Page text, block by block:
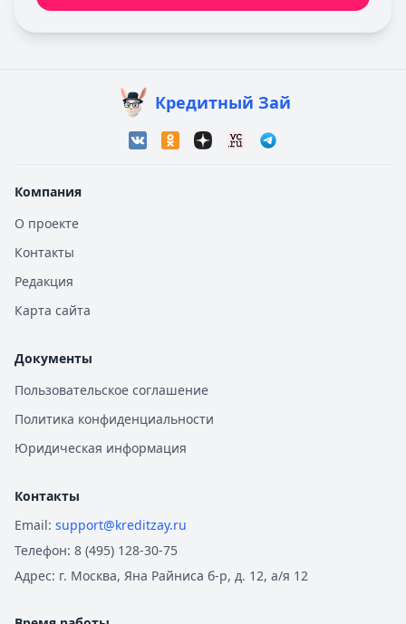
Кредитный Зай
Компания
О проекте
Контакты
Редакция
Карта сайта
Документы
Пользовательское соглашение
Политика конфиденциальности
Юридическая информация
Контакты
Email: support@kreditzay.ru
Телефон: 8 (495) 128-30-75
Адрес: г. Москва, Яна Райниса б-р, д. 12, а/я 12